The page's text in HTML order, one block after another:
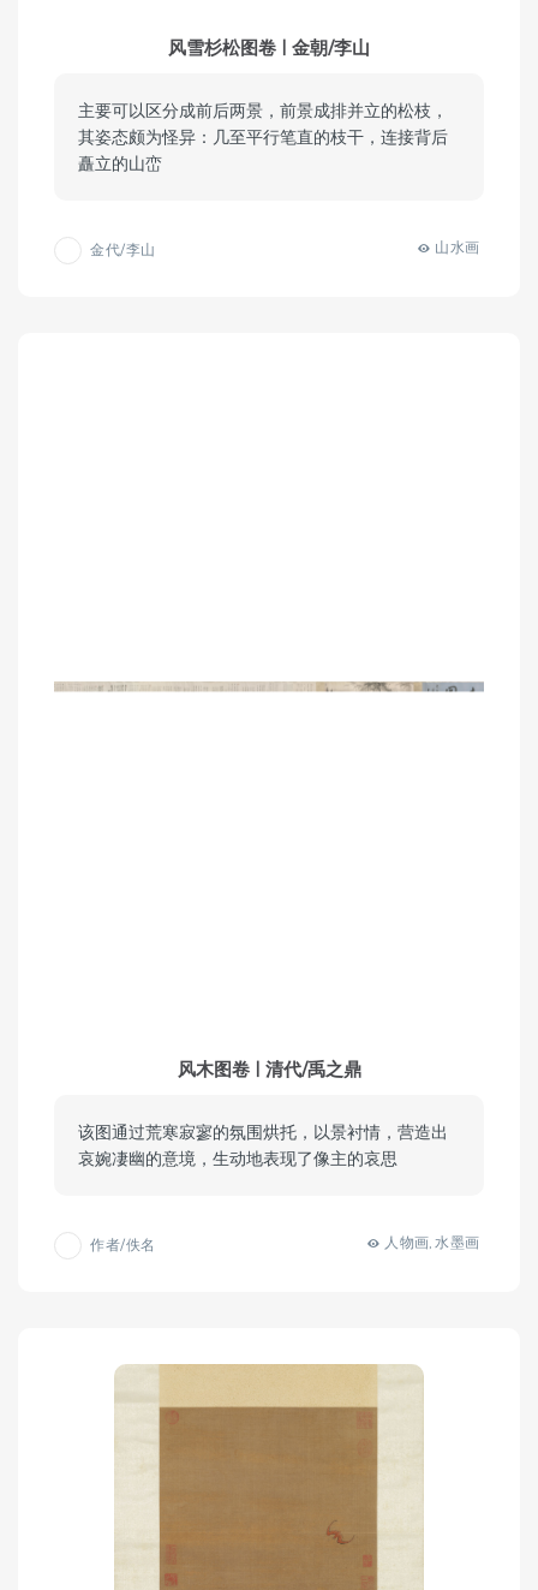
风雪杉松图卷 | 金朝/李山
主要可以区分成前后两景，前景成排并立的松枝，
其姿态颇为怪异：几至平行笔直的枝干，连接背后
矗立的山峦
金代/李山 山水画
风木图卷 | 清代/禹之鼎
该图通过荒寒寂寥的氛围烘托，以景衬情，营造出
哀婉凄幽的意境，生动地表现了像主的哀思
作者/佚名 人物画,水墨画